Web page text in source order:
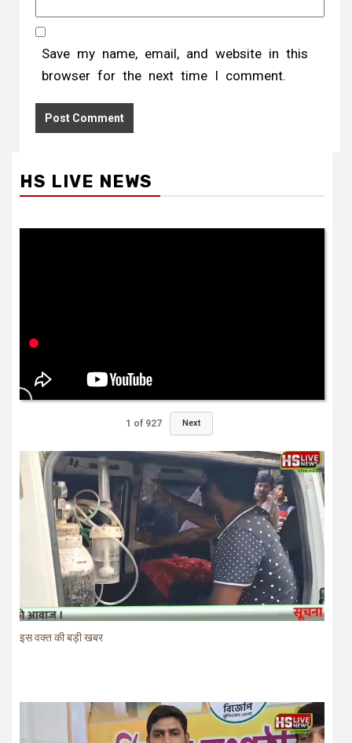
Save my name, email, and website in this
browser for the next time I comment.
HS LIVE NEWS
1 of 927 Next
इस वक्त की बड़ी खबर